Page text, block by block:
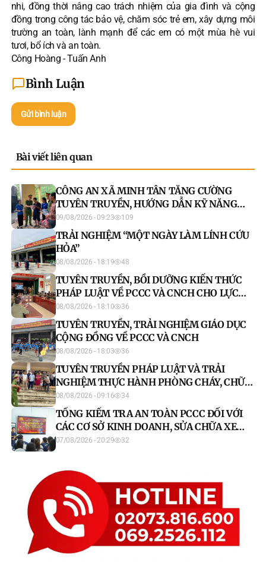
nhi, đồng thời nâng cao trách nhiệm của gia đình và cộng
đồng trong công tác bảo vệ, chăm sóc trẻ em, xây dựng môi
trường an toàn, lành mạnh để các em có một mùa hè vui
tươi, bổ ích và an toàn.
Công Hoàng - Tuấn Anh
Bình Luận
Gửi bình luận
Bài viết liên quan
CÔNG AN XÃ MINH TÂN TĂNG CƯỜNG
TUYÊN TRUYỀN, HƯỚNG DẪN KỸ NĂNG
PCCC VÀ CNCH TẠI KHU VỰC CHỢ TRUNG
TÂM XÃ
09/08/2026 - 09:23 109
TRẢI NGHIỆM “MỘT NGÀY LÀM LÍNH CỨU
HỎA”
08/08/2026 - 18:19 48
TUYÊN TRUYỀN, BỒI DƯỠNG KIẾN THỨC
PHÁP LUẬT VỀ PCCC VÀ CNCH CHO LỰC
LƯỢNG AN NINH TRẬT TỰ CƠ SỞ
08/08/2026 - 18:10 36
TUYÊN TRUYỀN, TRẢI NGHIỆM GIÁO DỤC
CỘNG ĐỒNG VỀ PCCC VÀ CNCH
08/08/2026 - 18:03 36
TUYÊN TRUYỀN PHÁP LUẬT VÀ TRẢI
NGHIỆM THỰC HÀNH PHÒNG CHÁY, CHỮA
CHÁY TẠI THÔN TÂN THƯỢNG
08/08/2026 - 09:16 34
TỔNG KIỂM TRA AN TOÀN PCCC ĐỐI VỚI
CÁC CƠ SỞ KINH DOANH, SỬA CHỮA XE
ĐIỆN, KHO CHỨA PIN VÀ LINH KIỆN XE
ĐIỆN TRÊN ĐỊA BÀN TỈNH
07/08/2026 - 20:29 32